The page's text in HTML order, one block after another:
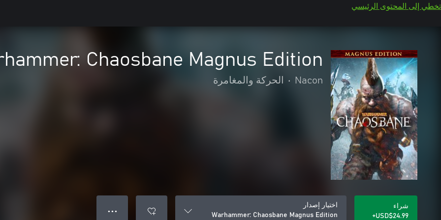
تخطي إلى المحتوى الرئيسي
Chaosbane Magnus Edition
Nacon
• الحركة والمغامرة
شراء
USD$24.99+
اختيار إصدار
Warhammer: Chaosbane Magnus Edition
● ● ●